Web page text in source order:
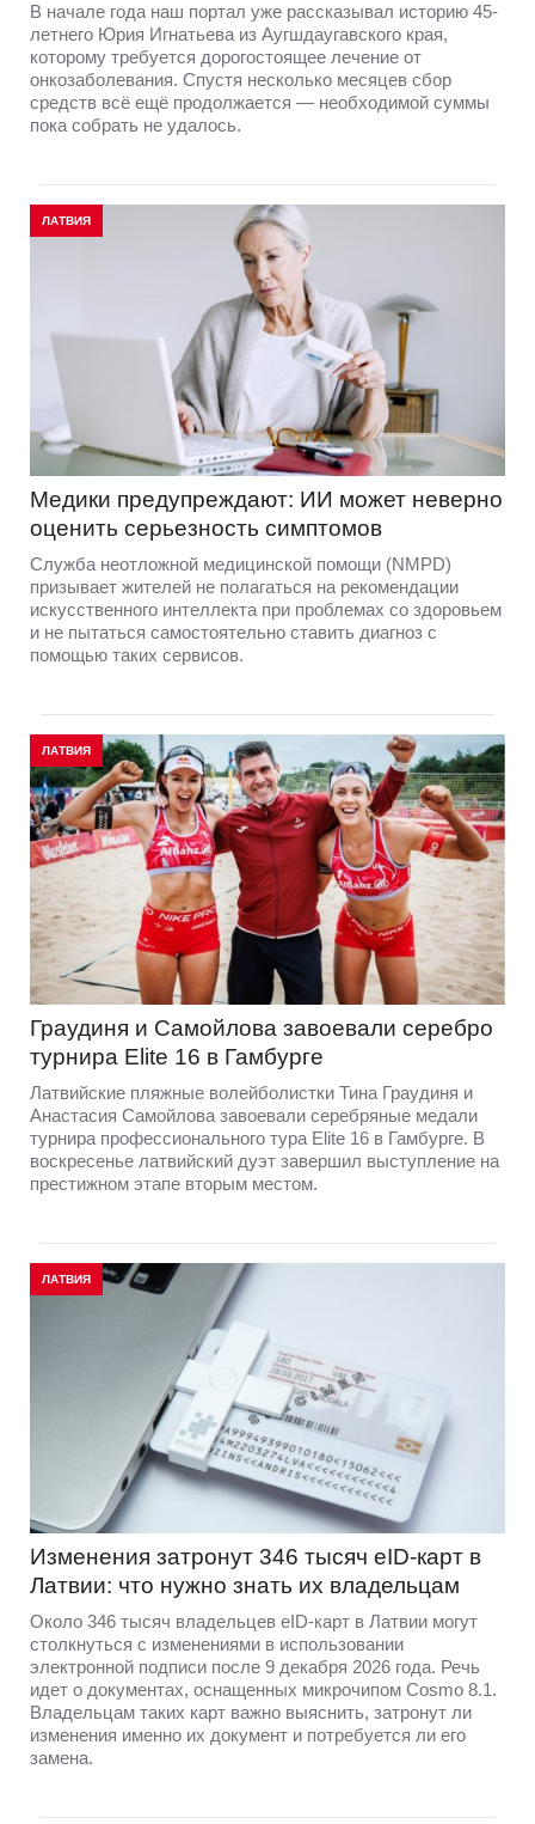
В начале года наш портал уже рассказывал историю 45-
летнего Юрия Игнатьева из Аугшдаугавского края,
которому требуется дорогостоящее лечение от
онкозаболевания. Спустя несколько месяцев сбор
средств всё ещё продолжается — необходимой суммы
пока собрать не удалось.
ЛАТВИЯ
Медики предупреждают: ИИ может неверно
оценить серьезность симптомов
Служба неотложной медицинской помощи (NMPD)
призывает жителей не полагаться на рекомендации
искусственного интеллекта при проблемах со здоровьем
и не пытаться самостоятельно ставить диагноз с
помощью таких сервисов.
ЛАТВИЯ
Граудиня и Самойлова завоевали серебро
турнира Elite 16 в Гамбурге
Латвийские пляжные волейболистки Тина Граудиня и
Анастасия Самойлова завоевали серебряные медали
турнира профессионального тура Elite 16 в Гамбурге. В
воскресенье латвийский дуэт завершил выступление на
престижном этапе вторым местом.
ЛАТВИЯ
Изменения затронут 346 тысяч eID-карт в
Латвии: что нужно знать их владельцам
Около 346 тысяч владельцев eID-карт в Латвии могут
столкнуться с изменениями в использовании
электронной подписи после 9 декабря 2026 года. Речь
идет о документах, оснащенных микрочипом Cosmo 8.1.
Владельцам таких карт важно выяснить, затронут ли
изменения именно их документ и потребуется ли его
замена.